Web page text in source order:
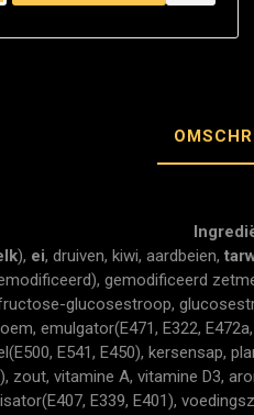
), ei, druiven, kiwi, aardbeien,
gemodificeerd
glucosestroop,
emulgator(E471, E322,
E541, E450), kersensap,
zout, vitamine A, vitamine D3,
E339, E401),